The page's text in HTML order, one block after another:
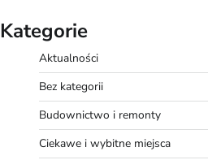
Kategorie
Aktualności
Bez kategorii
Budownictwo i remonty
Ciekawe i wybitne miejsca